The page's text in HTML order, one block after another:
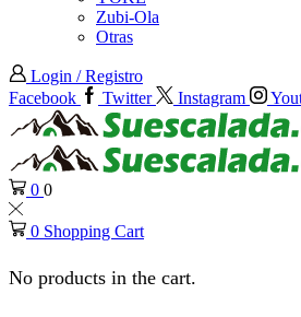
Zubi-Ola
Otras
Login / Registro
Facebook
Twitter Instagram
0 0
0 Shopping Cart
No products in the cart.